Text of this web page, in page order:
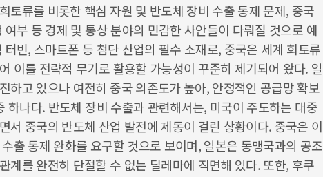
토류를 비롯한 핵심 자원 및 반도체 장비 수출 통제 문제, 중국
부 등 경제 및 통상 분야의 민감한 사안들이 다뤄질 것으로 예
빈, 스마트폰 등 첨단 산업의 필수 소재로, 중국은 세계 희토류
이를 전략적 무기로 활용할 가능성이 꾸준히 제기되어 왔다. 일
하고 있으나 여전히 중국 의존도가 높아, 안정적인 공급망 확보
하나다. 반도체 장비 수출과 관련해서는, 미국이 주도하는 대중
서 중국의 반도체 산업 발전에 제동이 걸린 상황이다. 중국은 이
출 통제 완화를 요구할 것으로 보이며, 일본은 동맹국과의 공조
계를 완전히 단절할 수 없는 딜레마에 직면해 있다. 또한, 후쿠